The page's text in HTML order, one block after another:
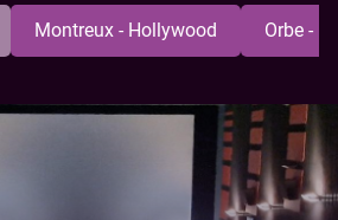
Montreux - Hollywood Orbe -